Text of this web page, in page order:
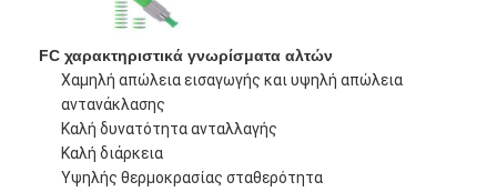
WDM MUX DEMUX
θραύστης PLC οπτικών ινών
καλώδιο οπτικών ινών
οπτική ίνα patchcord
FC χαρακτηριστικά γνωρίσματα αλτών
Χαμηλή απώλεια εισαγωγής και υψηλή απώλεια
αντανάκλασης
Καλή δυνατότητα ανταλλαγής
Καλή διάρκεια
Υψηλής θερμοκρασίας σταθερότητα